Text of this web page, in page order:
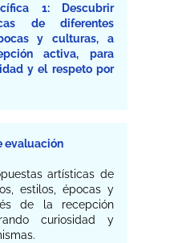
1: Descubrir
de diferentes
y culturas, a
activa, para
y el respeto por
evaluación
artísticas de
estilos, épocas y
de la recepción
curiosidad y